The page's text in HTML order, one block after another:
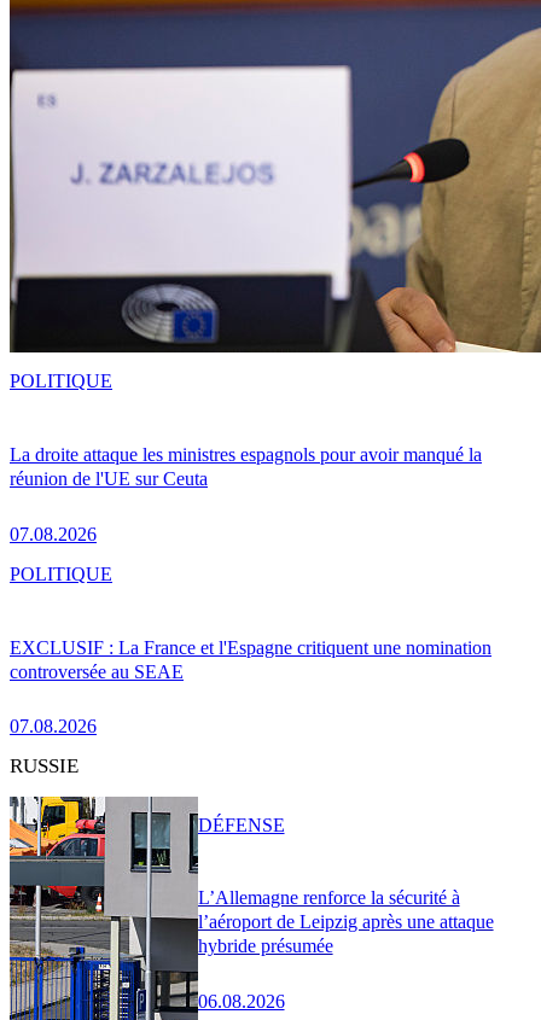
La droite attaque les ministres espagnols pour avoir manqué la
réunion de l'UE sur Ceuta
07.08.2026
POLITIQUE
EXCLUSIF : La France et l'Espagne critiquent une nomination
controversée au SEAE
07.08.2026
POLITIQUE
RUSSIE
L’Allemagne renforce la sécurité à
l’aéroport de Leipzig après une attaque
hybride présumée
06.08.2026
DÉFENSE